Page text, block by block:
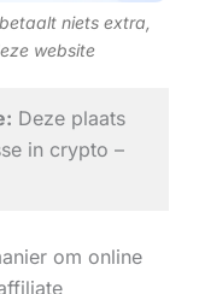
niets extra,
website
Deze plaats
in crypto –
om online